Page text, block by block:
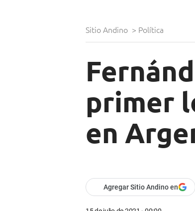
Sitio Andino > Política
primer
en
Agregar Sitio Andino en